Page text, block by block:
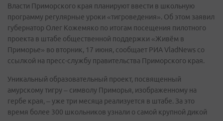
Власти Приморского края планируют ввести в школьную
программу регулярные уроки «тигроведения». Об этом заявил
губернатор Олег Кожемяко по итогам посещения пилотного
проекта в штабе общественной поддержки «Живём в
Приморье» во вторник, 17 июня, сообщает РИА VladNews со
ссылкой на пресс-службу правительства Приморского края.
Уникальный образовательный проект, посвященный
амурскому тигру – символу Приморья, изображенному на
гербе края, – уже три месяца реализуется в штабе. За это
время более 300 школьников узнали о самой крупной дикой